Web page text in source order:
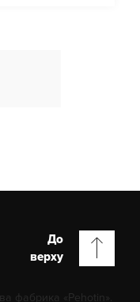
До
верху
фабрика «Pehotin».